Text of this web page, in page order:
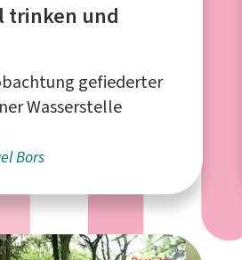
trinken und
gefiederter
Wasserstelle
Bors